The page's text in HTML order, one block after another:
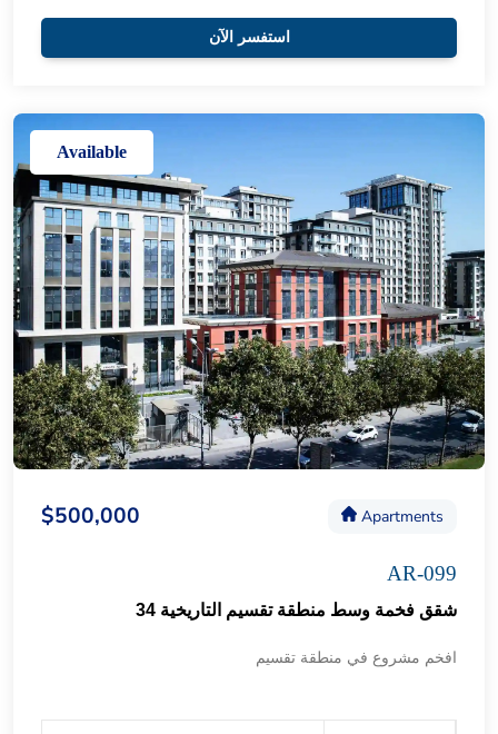
استفسر الآن
Available
Apartments
$500,000
AR-099
شقق فخمة وسط منطقة تقسيم التاريخية 34
افخم مشروع في منطقة تقسيم